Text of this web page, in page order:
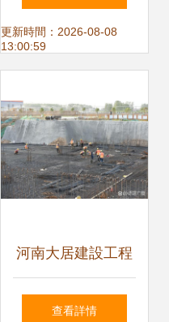
燙”
更新時間：2026-08-08
13:00:59
河南大居建設工程
基坑開挖護坡施工
查看詳情